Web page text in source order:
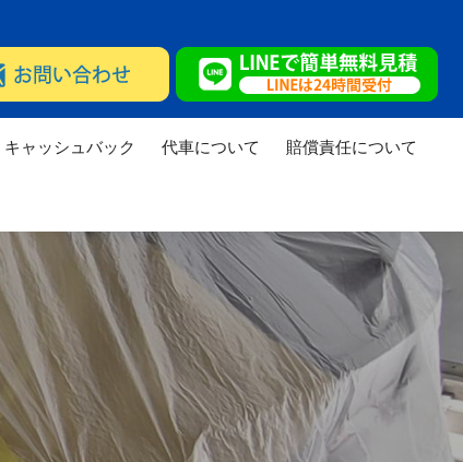
修理実績
キャッシュバック 代車について 賠償責任について